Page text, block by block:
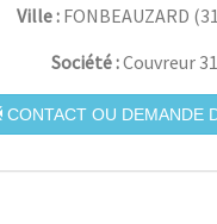
Ville : FONBEAUZARD (
Société :Couvreur 31
CONTACT OU DEMANDE